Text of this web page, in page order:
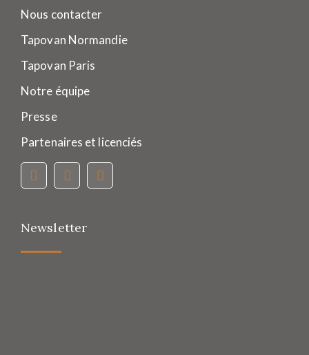
Nous contacter
Tapovan Normandie
Tapovan Paris
Notre équipe
Presse
Partenaires et licenciés
Newsletter